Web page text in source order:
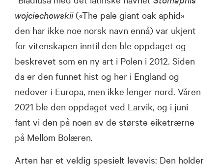
wojciechowskii(«The pale giant oak aphid» –
den har ikke noe norsk navn ennå) var ukjent
for vitenskapen inntil den ble oppdaget og
beskrevet som en ny art i Polen i 2012. Siden
da er den funnet hist og her i England og
nedover i Europa, men ikke lenger nord. Våren
2021 ble den oppdaget ved Larvik, og i juni
fant vi den på noen av de største eiketrærne
på Mellom Bolæren.
Arten har et veldig spesielt levevis: Den holder